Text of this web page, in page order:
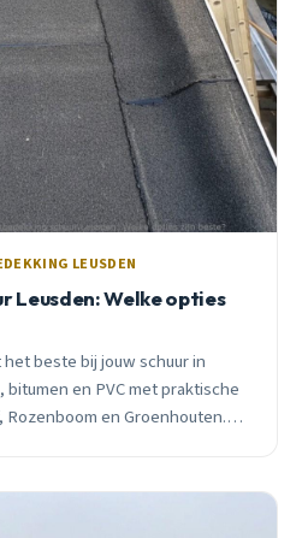
LEUSDEN
Leusden: Welke opties
beste bij jouw schuur in
bitumen en PVC met praktische
en Groenhouten.